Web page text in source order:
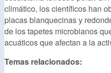
climático, los científicos han
placas blanquecinas y
de los tapetes microbianos
acuáticos que afectan a la
Temas relacionados: